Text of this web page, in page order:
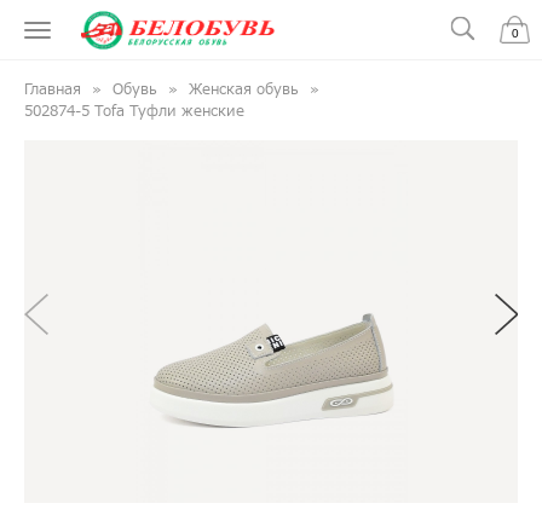
0
Главная Обувь
Женская обувь
502874-5 Tofa Туфли женские